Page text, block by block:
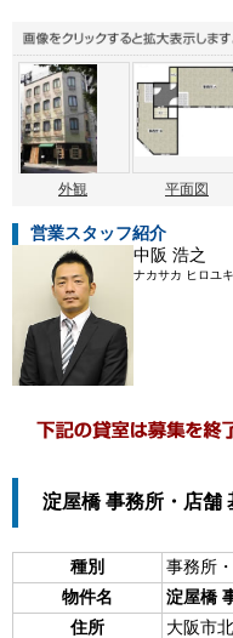
外観 平面図
営業スタッフ紹介
中阪 浩之
ナカサカ ヒロユキ
淀屋橋 事務所・店舗
種別
事務所
物件名
淀屋橋
住所
大阪市